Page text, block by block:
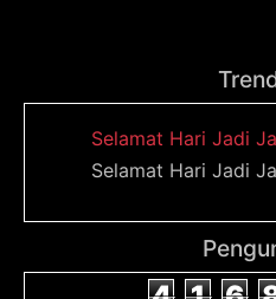
Selamat Hari Jadi
Selamat Hari Jadi